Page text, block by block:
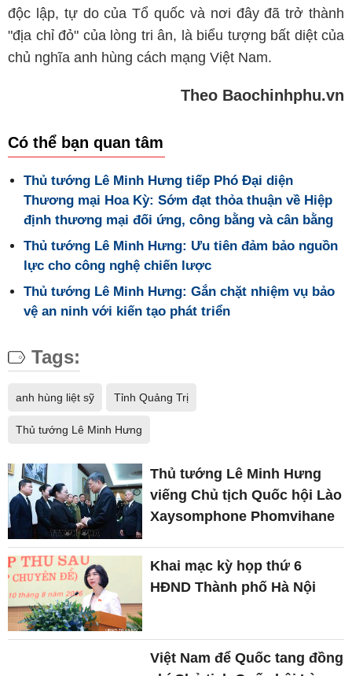
độc lập, tự do của Tổ quốc và nơi đây đã trở thành
"địa chỉ đỏ" của lòng tri ân, là biểu tượng bất diệt của
chủ nghĩa anh hùng cách mạng Việt Nam.
Theo Baochinhphu.vn
Có thể bạn quan tâm
Thủ tướng Lê Minh Hưng tiếp Phó Đại diện
Thương mại Hoa Kỳ: Sớm đạt thỏa thuận về Hiệp
định thương mại đối ứng, công bằng và cân bằng
Thủ tướng Lê Minh Hưng: Ưu tiên đảm bảo nguồn
lực cho công nghệ chiến lược
Thủ tướng Lê Minh Hưng: Gắn chặt nhiệm vụ bảo
vệ an ninh với kiến tạo phát triển
Tags:
anh hùng liệt sỹ Tỉnh Quảng Trị
Thủ tướng Lê Minh Hưng
Thủ tướng Lê Minh Hưng
viếng Chủ tịch Quốc hội Lào
Xaysomphone Phomvihane
Khai mạc kỳ họp thứ 6
HĐND Thành phố Hà Nội
Việt Nam để Quốc tang đồng